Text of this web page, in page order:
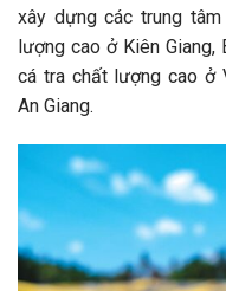
xây dựng các trung
lượng cao ở Kiên
cá tra chất lượng cao ở
An Giang.